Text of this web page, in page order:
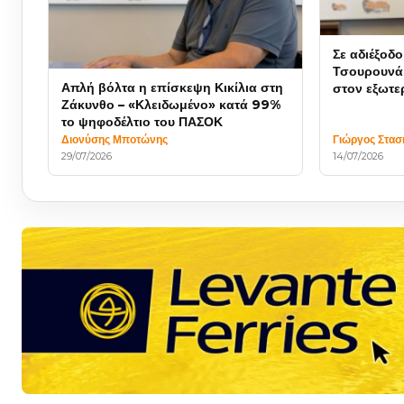
Απλή βόλτα η επίσκεψη Κικίλια στη
Ζάκυνθο – «Κλειδωμένο» κατά 99%
το ψηφοδέλτιο του ΠΑΣΟΚ
Διονύσης Μποτώνης
29/07/2026
Σε
στον
Γιώργος
14/07/2026